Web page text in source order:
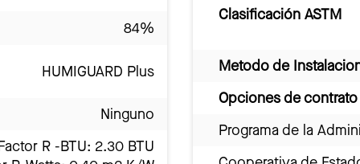
84%
HUMIGUARD Plus
Ninguno
R -BTU: 2.30 BTU
Clasificación ASTM
Metodo de
Opciones de contrato
Programa de la